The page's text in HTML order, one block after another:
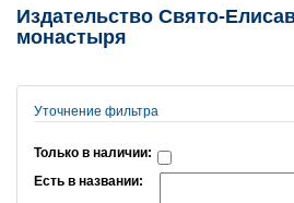
Издательство Свято-
монастыря
Уточнение фильтра
Только в наличии:
Есть в названии: